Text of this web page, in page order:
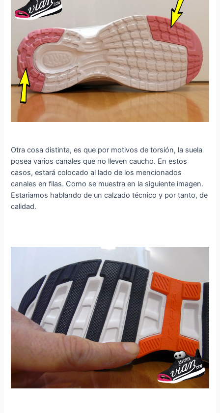
Otra cosa distinta, es que por motivos de torsión, la suela
posea varios canales que no lleven caucho. En estos
casos, estará colocado al lado de los mencionados
canales en filas. Como se muestra en la siguiente imagen.
Estariamos hablando de un calzado técnico y por tanto, de
calidad.